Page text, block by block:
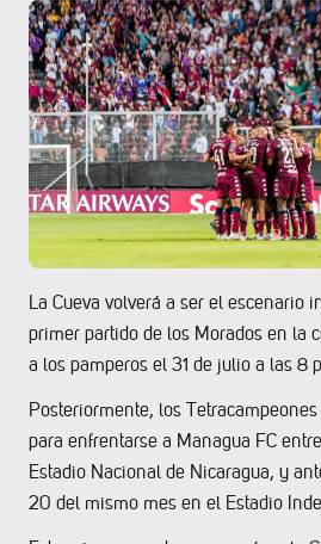
La Cueva volverá a ser el escenario
primer partido de los Morados en la
a los pamperos el 31 de julio a las 8
Posteriormente, los
para enfrentarse a Managua FC
Estadio Nacional de Nicaragua, y
20 del mismo mes en el Estadio